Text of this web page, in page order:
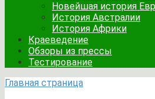
Новейшая история
История Австралии
История Африки
Краеведение
Обзоры из прессы
Тестирование
Главная страница